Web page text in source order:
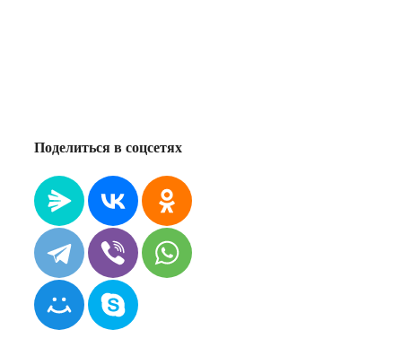
Поделиться в соцсетях